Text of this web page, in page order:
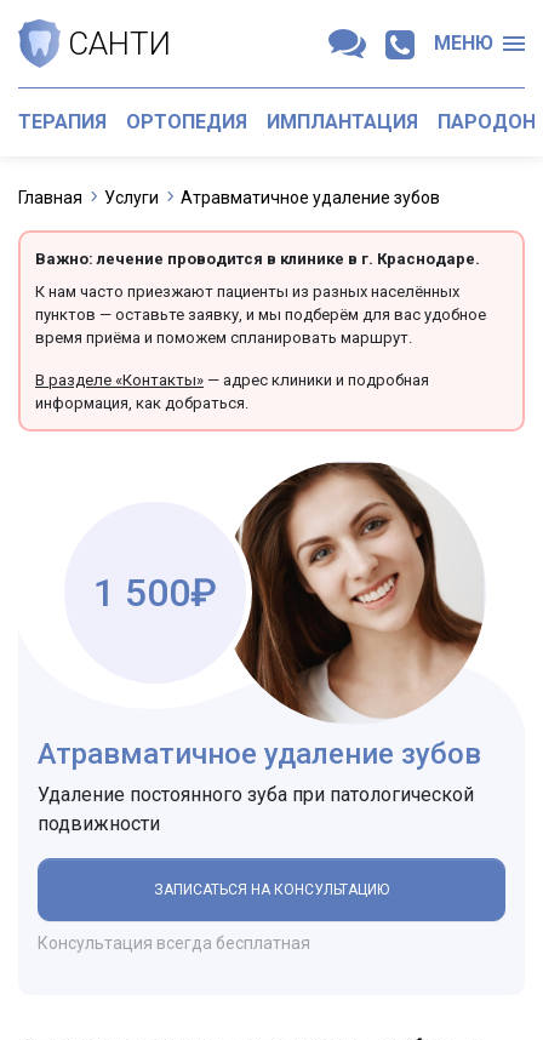
САНТИ МЕНЮ
ТЕРАПИЯ ОРТОПЕДИЯ ИМПЛАНТАЦИЯ
Главная Услуги Атравматичное удаление зубов
Важно: лечение проводится в клинике в г. Краснодаре.
К нам часто приезжают пациенты из разных населённых
пунктов — оставьте заявку, и мы подберём для вас удобное
время приёма и поможем спланировать маршрут.
В разделе «Контакты» — адрес клиники и подробная
информация, как добраться.
1 500₽
Атравматичное удаление зубов
Удаление постоянного зуба при патологической
подвижности
ЗАПИСАТЬСЯ НА КОНСУЛЬТАЦИЮ
Консультация всегда бесплатная